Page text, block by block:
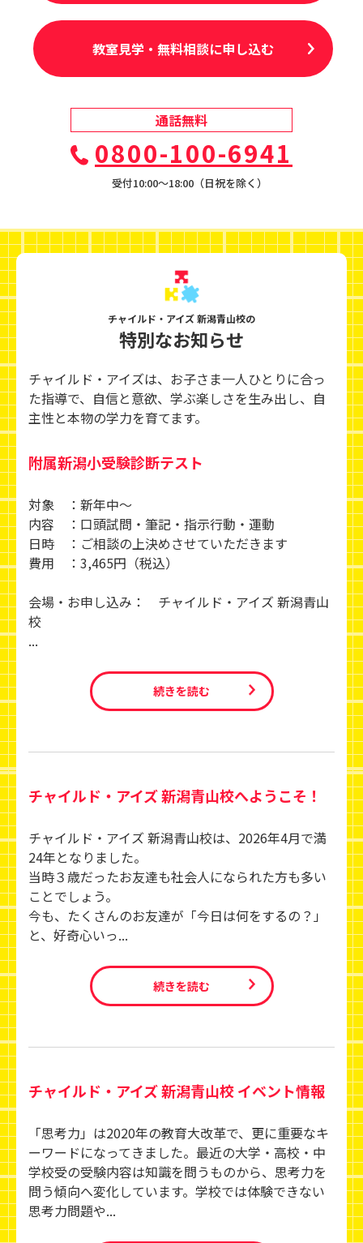
教室見学・無料相談に申し込む
通話無料
0800-100-6941
受付10:00〜18:00（日祝を除く）
チャイルド・アイズ 新潟青山校の
特別なお知らせ
チャイルド・アイズは、お子さま一人ひとりに合っ
た指導で、自信と意欲、学ぶ楽しさを生み出し、 自
主性と本物の学力を育てます。
附属新潟小受験診断テスト
対象 ：新年中～
内容 ：口頭試問・筆記・指示行動・運動
日時 ：ご相談の上決めさせていただきます
費用 ：3,465円（税込）
会場・お申し込み： チャイルド・アイズ 新潟青山
校
...
続きを読む
チャイルド・アイズ 新潟青山校へようこそ！
チャイルド・アイズ 新潟青山校は、2026年4月で満
24年となりました。
当時３歳だったお友達も社会人になられた方も多い
ことでしょう。
今も、たくさんのお友達が「今日は何をするの？」
と、好奇心いっ...
続きを読む
チャイルド・アイズ 新潟青山校 イベント情報
「思考力」は2020年の教育大改革で、更に重要なキ
ーワードになってきました。最近の大学・高校・中
学校受の受験内容は知識を問うものから、思考力を
問う傾向へ変化しています。学校では体験できない
思考力問題や...